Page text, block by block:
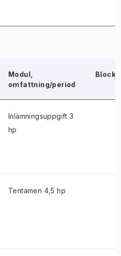
Modul,
omfattning/period
Block
Inlämningsuppgift 3
hp
Tentamen 4,5 hp